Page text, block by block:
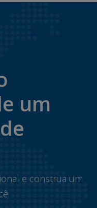
um
e construa um